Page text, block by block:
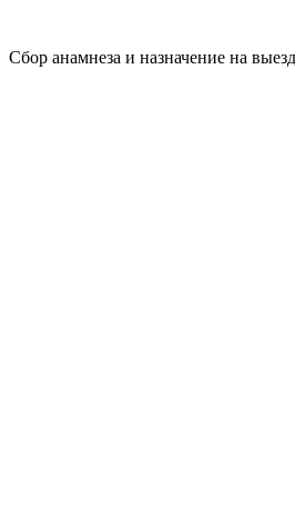
Сбор анамнеза и назначение на выезд